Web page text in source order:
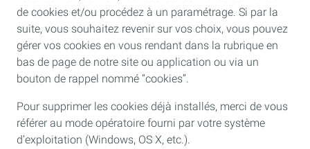
de cookies et/ou procédez à un paramétrage. Si par la
suite, vous souhaitez revenir sur vos choix, vous pouvez
gérer vos cookies en vous rendant dans la rubrique en
bas de page de notre site ou application ou via un
bouton de rappel nommé “cookies”.
Pour supprimer les cookies déjà installés, merci de vous
référer au mode opératoire fourni par votre système
d’exploitation (Windows, OS X, etc.).